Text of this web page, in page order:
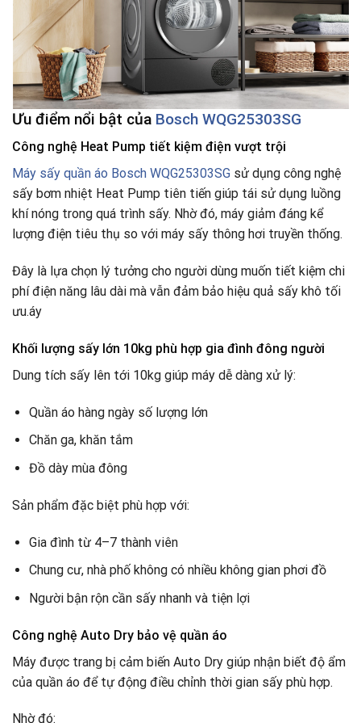
Ưu điểm nổi bật của Bosch WQG25303SG
Công nghệ Heat Pump tiết kiệm điện vượt trội
Máy sấy quần áo Bosch WQG25303SG sử dụng công nghệ
sấy bơm nhiệt Heat Pump tiên tiến giúp tái sử dụng luồng
khí nóng trong quá trình sấy. Nhờ đó, máy giảm đáng kể
lượng điện tiêu thụ so với máy sấy thông hơi truyền thống.
Đây là lựa chọn lý tưởng cho người dùng muốn tiết kiệm chi
phí điện năng lâu dài mà vẫn đảm bảo hiệu quả sấy khô tối
ưu.áy
Khối lượng sấy lớn 10kg phù hợp gia đình đông người
Dung tích sấy lên tới 10kg giúp máy dễ dàng xử lý:
Quần áo hàng ngày số lượng lớn
Chăn ga, khăn tắm
Đồ dày mùa đông
Sản phẩm đặc biệt phù hợp với:
Gia đình từ 4–7 thành viên
Chung cư, nhà phố không có nhiều không gian phơi đồ
Người bận rộn cần sấy nhanh và tiện lợi
Công nghệ Auto Dry bảo vệ quần áo
Máy được trang bị cảm biến Auto Dry giúp nhận biết độ ẩm
của quần áo để tự động điều chỉnh thời gian sấy phù hợp.
Nhờ đó: